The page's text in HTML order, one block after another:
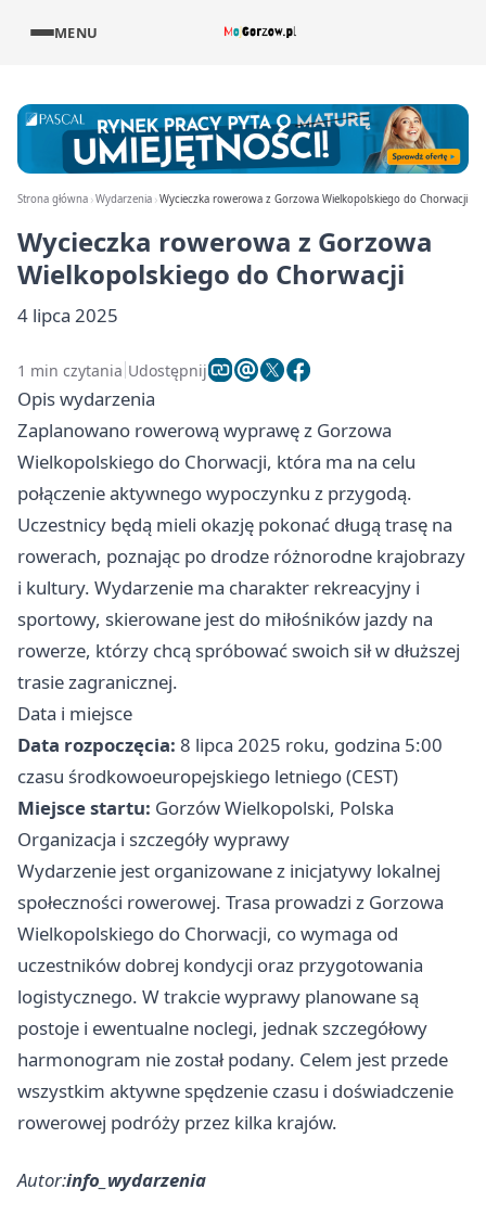
MENU
Strona główna Wydarzenia Wycieczka rowerowa z Gorzowa Wielkopolskiego do Chorwacji
Wycieczka rowerowa z Gorzowa
Wielkopolskiego do Chorwacji
4 lipca 2025
1 min czytania Udostępnij
Opis wydarzenia
Zaplanowano rowerową wyprawę z Gorzowa
Wielkopolskiego do Chorwacji, która ma na celu
połączenie aktywnego wypoczynku z przygodą.
Uczestnicy będą mieli okazję pokonać długą trasę na
rowerach, poznając po drodze różnorodne krajobrazy
i kultury. Wydarzenie ma charakter rekreacyjny i
sportowy, skierowane jest do miłośników jazdy na
rowerze, którzy chcą spróbować swoich sił w dłuższej
trasie zagranicznej.
Data i miejsce
Data rozpoczęcia: 8 lipca 2025 roku, godzina 5:00
czasu środkowoeuropejskiego letniego (CEST)
Miejsce startu: Gorzów Wielkopolski, Polska
Organizacja i szczegóły wyprawy
Wydarzenie jest organizowane z inicjatywy lokalnej
społeczności rowerowej. Trasa prowadzi z Gorzowa
Wielkopolskiego do Chorwacji, co wymaga od
uczestników dobrej kondycji oraz przygotowania
logistycznego. W trakcie wyprawy planowane są
postoje i ewentualne noclegi, jednak szczegółowy
harmonogram nie został podany. Celem jest przede
wszystkim aktywne spędzenie czasu i doświadczenie
rowerowej podróży przez kilka krajów.
Autor:info_wydarzenia